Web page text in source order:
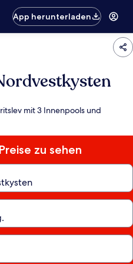
App herunterladen
mit 3 Innenpools und
zu sehen